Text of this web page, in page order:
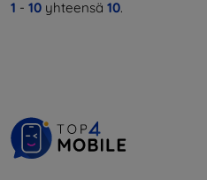
1 - 10 yhteensä 10.